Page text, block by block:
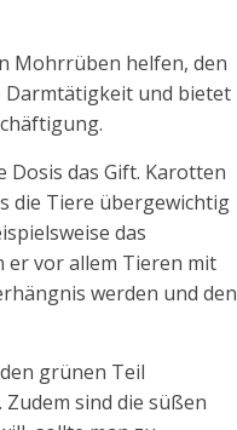
Mohrrüben helfen, den
Darmtätigkeit und bietet
das Gift. Karotten
die Tiere übergewichtig
das
er vor allem Tieren mit
werden und den
grünen Teil
sind die süßen